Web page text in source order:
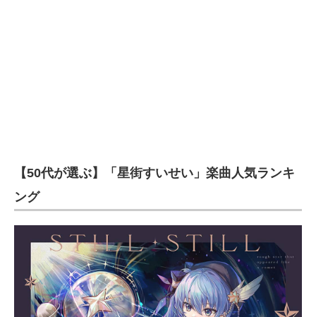
【50代が選ぶ】「星街すいせい」楽曲人気ランキ
ング